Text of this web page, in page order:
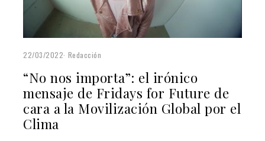
22/03/2022 Redacción
“No nos importa”: el irónico
mensaje de Fridays for Future de
cara a la Movilización Global por el
Clima